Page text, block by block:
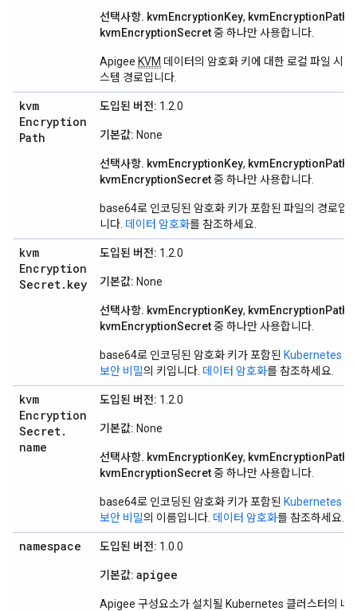
선택사항. kvmEncryptionKey, kvmEncryptionPath
kvmEncryptionSecret중 하나만 사용합니다.
Apigee KVM 데이터의 암호화 키에 대한 로컬 파일 시
스템 경로입니다.
kvm
Encryption
Path
도입된 버전: 1.2.0
기본값: None
선택사항. kvmEncryptionKey, kvmEncryptionPath
kvmEncryptionSecret중 하나만 사용합니다.
base64로 인코딩된 암호화 키가 포함된 파일의 경로입
니다. 데이터 암호화를 참조하세요.
kvm
Encryption
Secret. key
도입된 버전: 1.2.0
기본값: None
선택사항. kvmEncryptionKey, kvmEncryptionPath
kvmEncryptionSecret중 하나만 사용합니다.
base64로 인코딩된 암호화 키가 포함된 Kubernetes
보안 비밀의 키입니다. 데이터 암호화를 참조하세요.
kvm
Encryption
Secret.
name
도입된 버전: 1.2.0
기본값: None
선택사항. kvmEncryptionKey, kvmEncryptionPath
kvmEncryptionSecret중 하나만 사용합니다.
base64로 인코딩된 암호화 키가 포함된 Kubernetes
보안 비밀의 이름입니다. 데이터 암호화를 참조하세요.
namespace 도입된 버전: 1.0.0
기본값: apigee
Apigee 구성요소가 설치될 Kubernetes 클러스터의 네